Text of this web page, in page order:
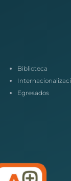
Biblioteca
Egresados